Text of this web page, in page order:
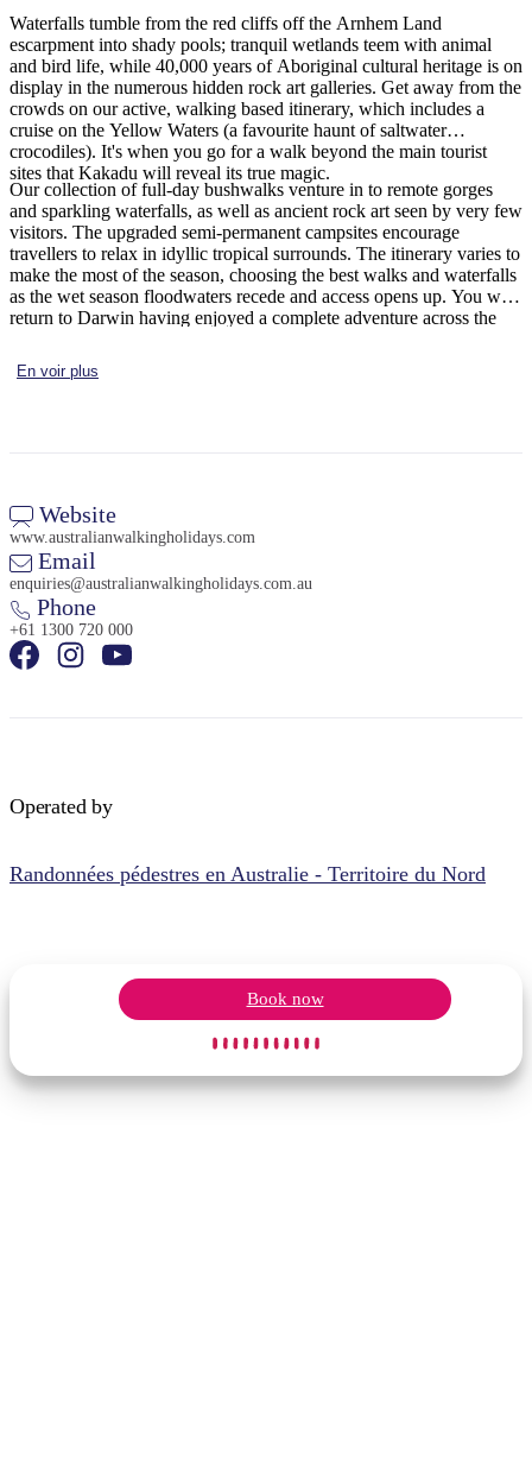
Rechercher:
Sign
up
Waterfalls tumble from the red cliffs off the Arnhem Land
escarpment into shady pools; tranquil wetlands teem with animal
and bird life, while 40,000 years of Aboriginal cultural heritage is on
display in the numerous hidden rock art galleries. Get away from the
crowds on our active, walking based itinerary, which includes a
cruise on the Yellow Waters (a favourite haunt of saltwater
crocodiles). It's when you go for a walk beyond the main tourist
sites that Kakadu will reveal its true magic.
Our collection of full-day bushwalks venture in to remote gorges
and sparkling waterfalls, as well as ancient rock art seen by very few
visitors. The upgraded semi-permanent campsites encourage
travellers to relax in idyllic tropical surrounds. The itinerary varies to
make the most of the season, choosing the best walks and waterfalls
as the wet season floodwaters recede and access opens up. You will
return to Darwin having enjoyed a complete adventure across the
En voir plus
Website
www.australianwalkingholidays.com
Email
enquiries@australianwalkingholidays.com.au
Phone
+61 1300 720 000
Operated by
Randonnées pédestres en Australie - Territoire du Nord
Book now